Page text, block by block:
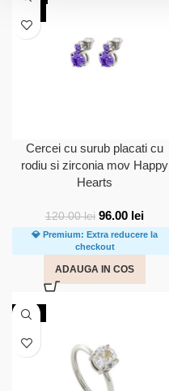
Cercei cu surub placati cu
rodiu si zirconia mov Happy
Hearts
120.00lei 96.00 lei
💎 Premium: Extra reducere la
checkout
ADAUGA IN COS
NOU